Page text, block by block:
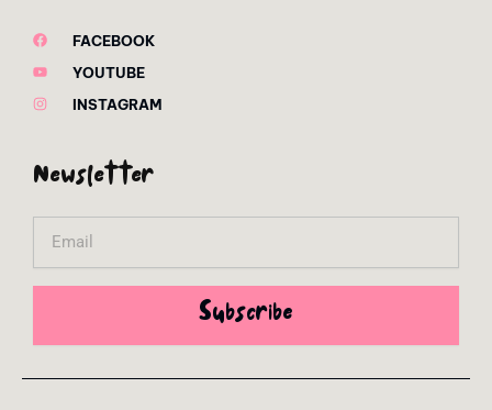
FACEBOOK
YOUTUBE
INSTAGRAM
Newsletter
Subscribe